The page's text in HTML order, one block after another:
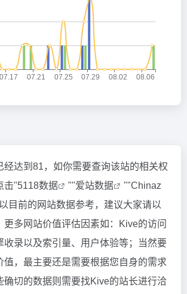
经达到81，如你需要查询该站的相关权
击"5118数据 ""爱站数据 ""Chinaz
目前的网站数据参考，建议大家请以
更多网站价值评估因素如：Kive的访问
收录以及索引量、用户体验等；当然要
值，最主要还是需要根据您自身的需求
确切的数据则需要找Kive的站长进行洽